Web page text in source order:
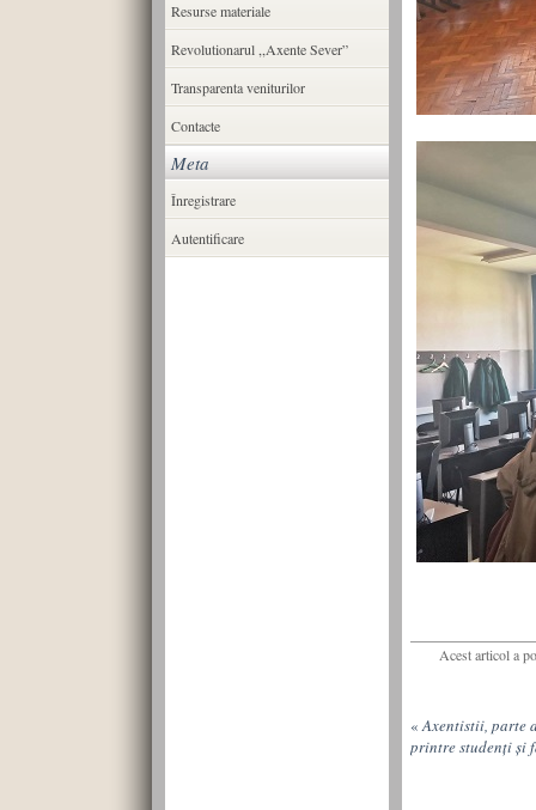
Acest articol a
«Axentistii, parte
printre studenți și
Resurse materiale
Revolutionarul ,,Axente Sever”
Transparenta veniturilor
Contacte
Meta
Înregistrare
Autentificare